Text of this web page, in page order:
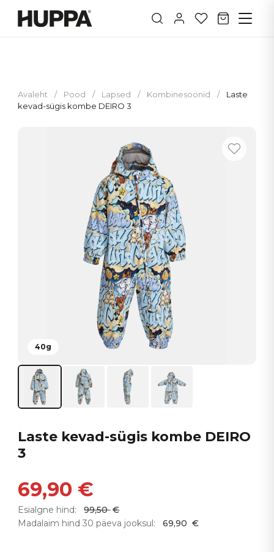
Avaleht / Pood / Lapsed / Kombinesoonid /
Laste
kevad-sügis kombe DEIRO 3
40g
Laste kevad-sügis kombe DEIRO
3
69,90 €
Esialgne hind: 99,50 €
Madalaim hind 30 päeva jooksul:
69,90 €